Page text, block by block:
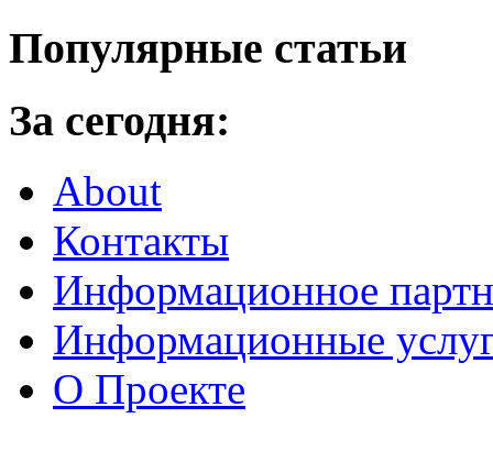
Популярные статьи
За сегодня:
About
Контакты
Информационное
Информационные
О Проекте